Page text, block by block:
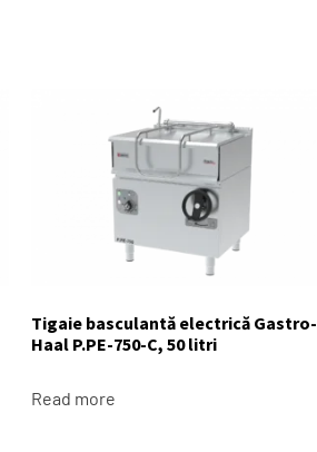
Tigaie basculantă electrică Gastro-
Haal P.PE-750-C, 50 litri
Read more